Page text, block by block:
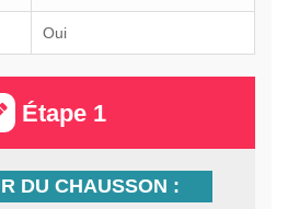
Oui
Étape 1
DU CHAUSSON :